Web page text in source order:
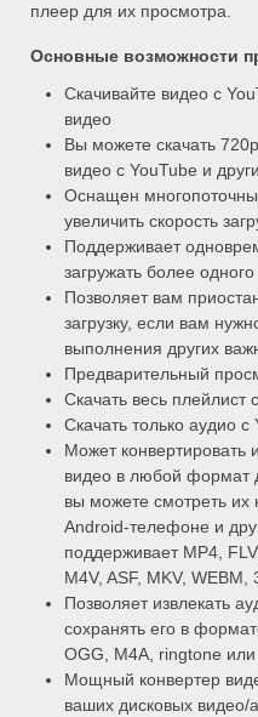
плеер для их просмотра.
Основные возможности
Скачивайте видео с
видео
Вы можете скачать
видео с YouTube и
Оснащен
увеличить скорость
Поддерживает
загружать более
Позволяет вам
загрузку, если вам
выполнения других
Предварительный
Скачать весь плейлист
Скачать только аудио с
Может конвертировать
видео в любой формат
вы можете смотреть их
Android-телефоне и
поддерживает MP4,
M4V, ASF, MKV, WEBM,
Позволяет извлекать
сохранять его в
OGG, M4A, ringtone
Мощный конвертер
ваших дисковых